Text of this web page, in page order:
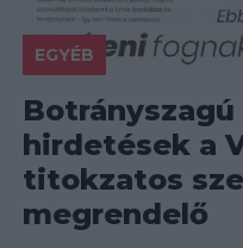
EGYÉB
hirdetések a
titokzatos
megrendelő